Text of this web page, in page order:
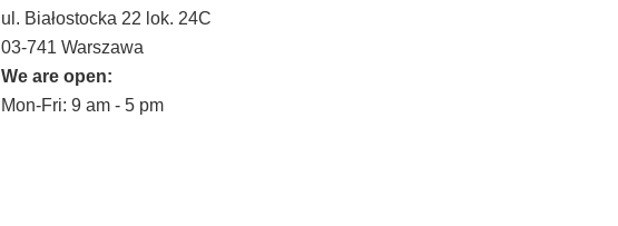
ul. Białostocka 22 lok. 24C
03-741 Warszawa
We are open:
Mon-Fri: 9 am - 5 pm